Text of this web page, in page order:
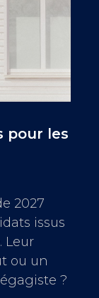
pour les
2027
issus
Leur
ou un
?